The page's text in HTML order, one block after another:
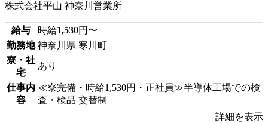
株式会社平山 神奈川営業所
給与 時給1,530円〜
勤務地 神奈川県 寒川町
寮・社
宅
あり
仕事内
容
≪寮完備・時給1,530円・正社員≫半導体工場での検
査・検品 交替制
詳細を表示